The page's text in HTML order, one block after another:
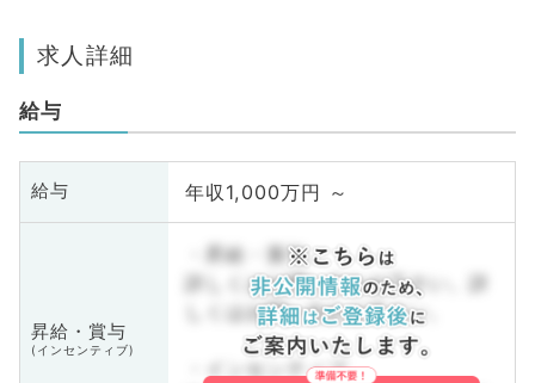
求人詳細
給与
給与 年収1,000万円 ～
昇給・賞与
(インセンティブ)
・昇給・賞与
詳しくはお問い合わせ下さい。詳
しくはお問い合わせ下さい。
・インセンティブ